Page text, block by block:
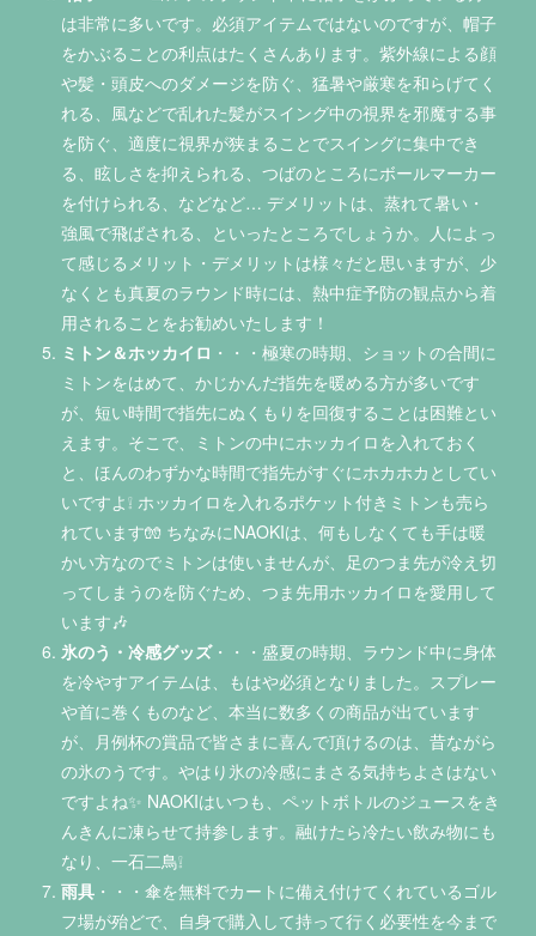
は非常に多いです。必須アイテムではないのですが、帽子
をかぶることの利点はたくさんあります。紫外線による顔
や髪・頭皮へのダメージを防ぐ、猛暑や厳寒を和らげてく
れる、風などで乱れた髪がスイング中の視界を邪魔する事
を防ぐ、適度に視界が狭まることでスイングに集中でき
る、眩しさを抑えられる、つばのところにボールマーカー
を付けられる、などなど… デメリットは、蒸れて暑い・
強風で飛ばされる、といったところでしょうか。人によっ
て感じるメリット・デメリットは様々だと思いますが、少
なくとも真夏のラウンド時には、熱中症予防の観点から着
用されることをお勧めいたします！
ミトン＆ホッカイロ ・・・極寒の時期、ショットの合間に
ミトンをはめて、かじかんだ指先を暖める方が多いです
が、短い時間で指先にぬくもりを回復することは困難とい
えます。そこで、ミトンの中にホッカイロを入れておく
と、ほんのわずかな時間で指先がすぐにホカホカとしてい
いですよ❕ ホッカイロを入れるポケット付きミトンも売ら
れています🧤 ちなみにNAOKIは、何もしなくても手は暖
かい方なのでミトンは使いませんが、足のつま先が冷え切
ってしまうのを防ぐため、つま先用ホッカイロを愛用して
います🎶
氷のう・冷感グッズ・・・盛夏の時期、ラウンド中に身体
を冷やすアイテムは、もはや必須となりました。スプレー
や首に巻くものなど、本当に数多くの商品が出ています
が、月例杯の賞品で皆さまに喜んで頂けるのは、昔ながら
の氷のうです。やはり氷の冷感にまさる気持ちよさはない
ですよね✨ NAOKIはいつも、ペットボトルのジュースをき
んきんに凍らせて持参します。融けたら冷たい飲み物にも
なり、一石二鳥❕
雨具 ・・・傘を無料でカートに備え付けてくれているゴル
フ場が殆どで、自身で購入して持って行く必要性を今まで